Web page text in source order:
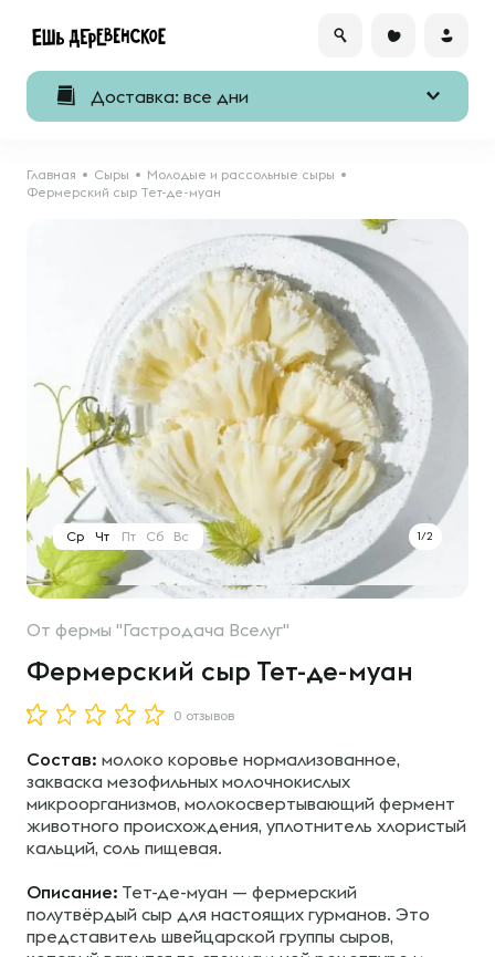
Доставка: все дни
Главная Сыры
Молодые и рассольные сыры
Фермерский сыр Тет-де-муан
1/2
Ср Чт Пт Сб Вс
От фермы "Гастродача Вселуг"
Фермерский сыр Тет-де-муан
0 отзывов
Состав: молоко коровье нормализованное,
закваска мезофильных молочнокислых
микроорганизмов, молокосвертывающий фермент
животного происхождения, уплотнитель хлористый
кальций, соль пищевая.
Описание: Тет-де-муан — фермерский
полутвёрдый сыр для настоящих гурманов. Это
представитель швейцарской группы сыров,